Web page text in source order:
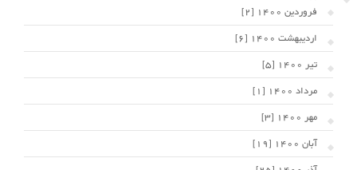
فروردین 1400 [2]
اردیبهشت 1400 [6]
تیر 1400 [5]
مرداد 1400 [1]
مهر 1400 [3]
آبان 1400 [19]